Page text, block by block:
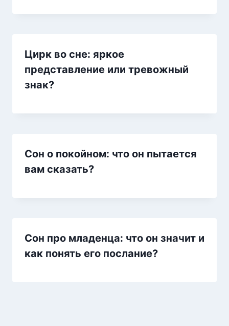
Цирк во сне: яркое
представление или тревожный
знак?
Сон о покойном: что он пытается
вам сказать?
Сон про младенца: что он значит и
как понять его послание?